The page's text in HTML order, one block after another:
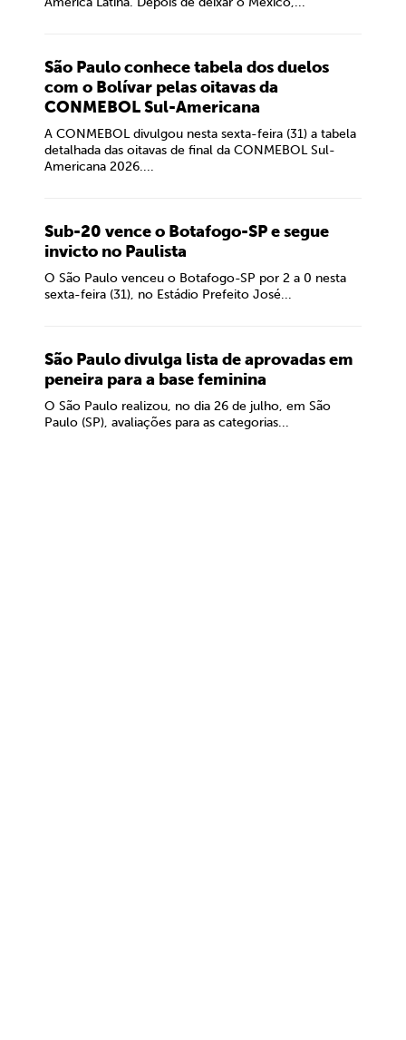
São Paulo conhece tabela dos duelos
com o Bolívar pelas oitavas da
CONMEBOL Sul-Americana
A CONMEBOL divulgou nesta sexta-feira (31) a tabela
detalhada das oitavas de final da CONMEBOL Sul-
Americana 2026....
Sub-20 vence o Botafogo-SP e segue
invicto no Paulista
O São Paulo venceu o Botafogo-SP por 2 a 0 nesta
sexta-feira (31), no Estádio Prefeito José...
São Paulo divulga lista de aprovadas em
peneira para a base feminina
O São Paulo realizou, no dia 26 de julho, em São
Paulo (SP), avaliações para as categorias...